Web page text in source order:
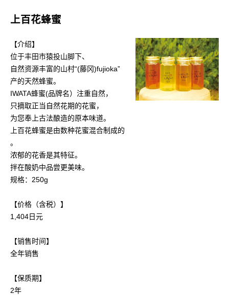
上百花蜂蜜
【介绍】
位于丰田市猿投山脚下、
自然资源丰富的山村“(藤冈)fujioka”
产的天然蜂蜜。
IWATA蜂蜜(品牌名）注重自然，
只摘取正当自然花期的花蜜，
为您奉上古法酿造的原本味道。
上百花蜂蜜是由数种花蜜混合制成的
。
浓郁的花香是其特征。
拌在酸奶中品尝更美味。
规格：250g
【价格（含税）】
1,404日元
【销售时间】
全年销售
【保质期】
2年